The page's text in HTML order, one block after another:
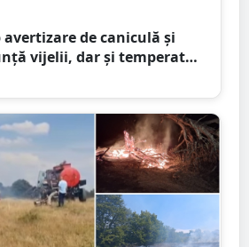
de caniculă și
vijelii, dar și temperaturi
ANM